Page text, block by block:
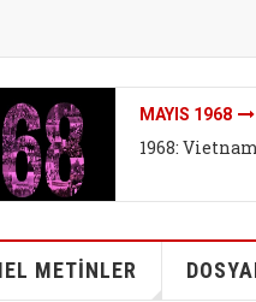
İKLIMI DEĞIL
İklim mitleri
METİNLER